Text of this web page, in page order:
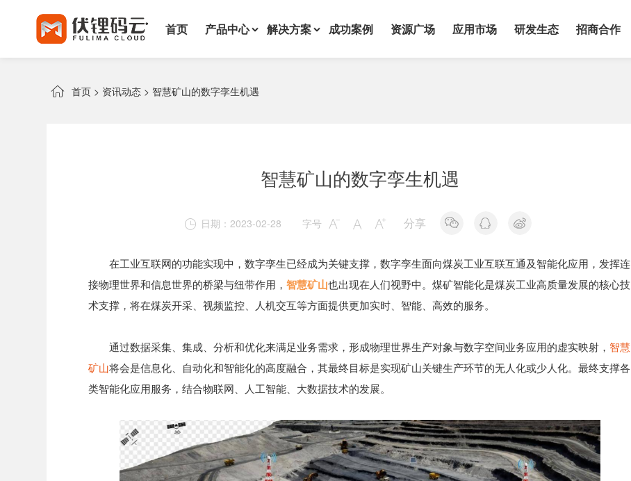
首页 产品中心 解决方案 成功案例 资源广场 应用市场 研发生态 招商合作
 首页 > 资讯动态 > 智慧矿山的数字孪生机遇
智慧矿山的数字孪生机遇
 日期：2023-02-28 字号    分享
在工业互联网的功能实现中，数字孪生已经成为关键支撑，数字孪生面向煤炭工业互联互通及智能化应用，发挥连
接物理世界和信息世界的桥梁与纽带作用，智慧矿山也出现在人们视野中。煤矿智能化是煤炭工业高质量发展的核心技
术支撑，将在煤炭开采、视频监控、人机交互等方面提供更加实时、智能、高效的服务。
通过数据采集、集成、分析和优化来满足业务需求，形成物理世界生产对象与数字空间业务应用的虚实映射， 智慧
矿山将会是信息化、自动化和智能化的高度融合，其最终目标是实现矿山关键生产环节的无人化或少人化。最终支撑各
类智能化应用服务，结合物联网、人工智能、大数据技术的发展。